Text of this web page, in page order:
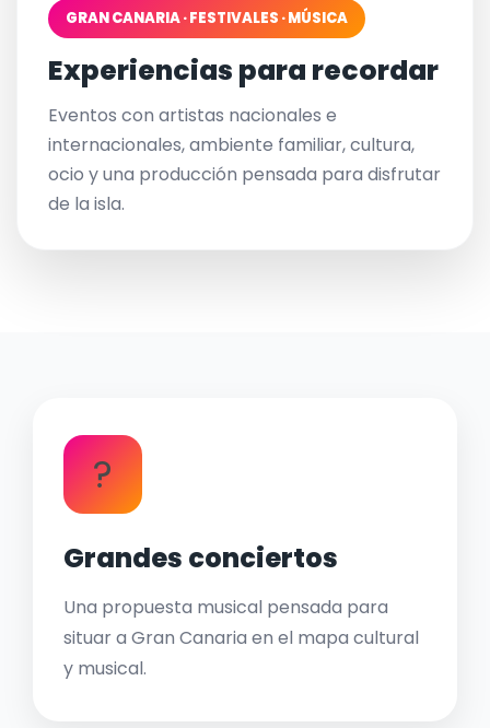
GRAN CANARIA · FESTIVALES · MÚSICA
Experiencias para recordar
Eventos con artistas nacionales e
internacionales, ambiente familiar, cultura,
ocio y una producción pensada para disfrutar
de la isla.
?
Grandes conciertos
Una propuesta musical pensada para
situar a Gran Canaria en el mapa cultural
y musical.